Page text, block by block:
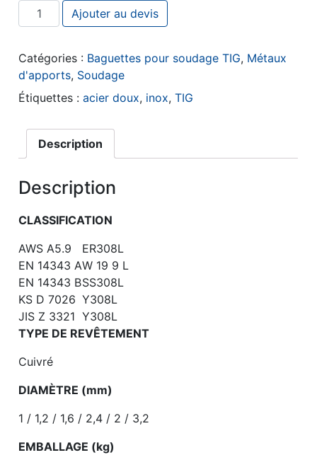
quantité de Fil soudage acier inoxydable 308L
Ajouter au devis
Catégories : Baguettes pour soudage TIG, Métaux
d'apports, Soudage
Étiquettes :acier doux, inox,TIG
Description
Description
CLASSIFICATION
AWS A5.9
EN 14343 A
EN 14343 B
KS D 7026
JIS Z 3321
ER308L
W 19 9 L
SS308L
Y308L
Y308L
TYPE DE REVÊTEMENT
Cuivré
DIAMÈTRE (mm)
1 / 1,2 / 1,6 / 2,4 / 2 / 3,2
EMBALLAGE (kg)